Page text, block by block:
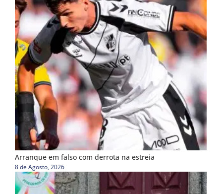
Arranque em falso com derrota na estreia
8 de Agosto, 2026